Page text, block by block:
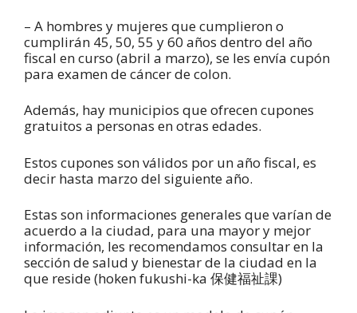
– A hombres y mujeres que cumplieron o
cumplirán 45, 50, 55 y 60 años dentro del año
fiscal en curso (abril a marzo), se les envía cupón
para examen de cáncer de colon.
Además, hay municipios que ofrecen cupones
gratuitos a personas en otras edades.
Estos cupones son válidos por un año fiscal, es
decir hasta marzo del siguiente año.
Estas son informaciones generales que varían de
acuerdo a la ciudad, para una mayor y mejor
información, les recomendamos consultar en la
sección de salud y bienestar de la ciudad en la
que reside (hoken fukushi-ka 保健福祉課)